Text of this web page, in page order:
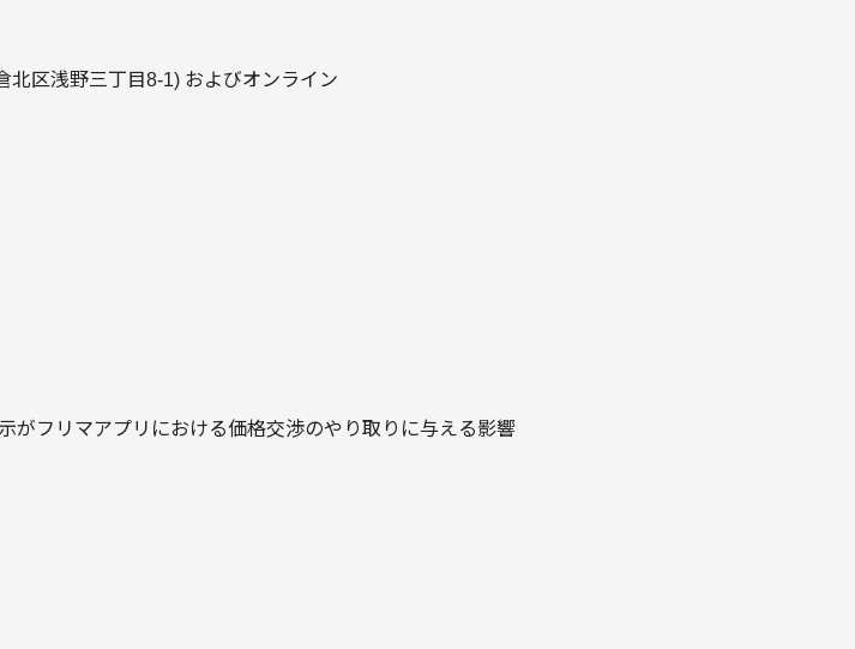
北区浅野三丁目8-1) およびオンライン
がフリマアプリにおける価格交渉のやり取りに与える影響